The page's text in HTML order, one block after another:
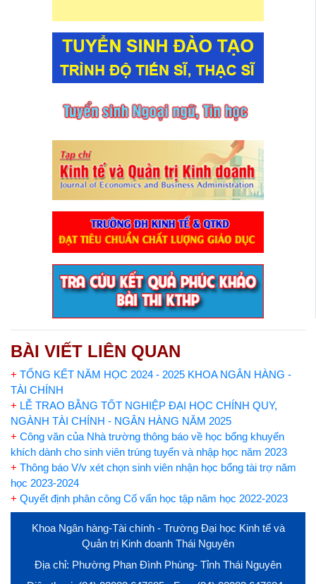
BÀI VIẾT LIÊN QUAN
+ TỔNG KẾT NĂM HỌC 2024 - 2025 KHOA NGÂN HÀNG -
TÀI CHÍNH
+ LỄ TRAO BẰNG TỐT NGHIỆP ĐẠI HỌC CHÍNH QUY,
NGÀNH TÀI CHÍNH - NGÂN HÀNG NĂM 2025
+ Công văn của Nhà trường thông báo về học bổng khuyến
khích dành cho sinh viên trúng tuyển và nhập học năm 2023
+ Thông báo V/v xét chọn sinh viên nhận học bổng tài trợ năm
học 2023-2024
+ Quyết định phân công Cố vấn học tập năm học 2022-2023
Khoa Ngân hàng-Tài chính - Trường Đại học Kinh tế và
Quản trị Kinh doanh Thái Nguyên
Địa chỉ: Phường Phan Đình Phùng- Tỉnh Thái Nguyên